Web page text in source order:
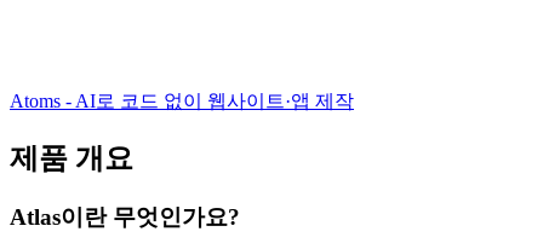
Atoms - AI로 코드 없이 웹사이트·앱 제작
제품 개요
Atlas이란 무엇인가요?